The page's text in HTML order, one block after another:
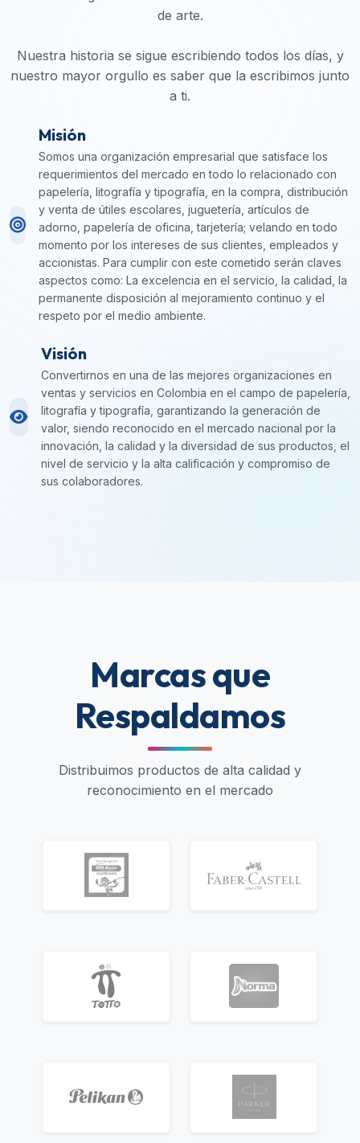
de arte.
Nuestra historia se sigue escribiendo todos los días, y
nuestro mayor orgullo es saber que la escribimos junto
a ti.
Misión
Somos una organización empresarial que satisface los
requerimientos del mercado en todo lo relacionado con
papelería, litografía y tipografía, en la compra, distribución
y venta de útiles escolares, juguetería, artículos de
adorno, papelería de oficina, tarjetería; velando en todo
momento por los intereses de sus clientes, empleados y
accionistas. Para cumplir con este cometido serán claves
aspectos como: La excelencia en el servicio, la calidad, la
permanente disposición al mejoramiento continuo y el
respeto por el medio ambiente.
Visión
Convertirnos en una de las mejores organizaciones en
ventas y servicios en Colombia en el campo de papelería,
litografía y tipografía, garantizando la generación de
valor, siendo reconocido en el mercado nacional por la
innovación, la calidad y la diversidad de sus productos, el
nivel de servicio y la alta calificación y compromiso de
sus colaboradores.
Marcas que
Respaldamos
Distribuimos productos de alta calidad y
reconocimiento en el mercado